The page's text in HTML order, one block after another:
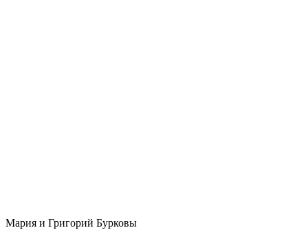
Мария и Григорий Бурковы